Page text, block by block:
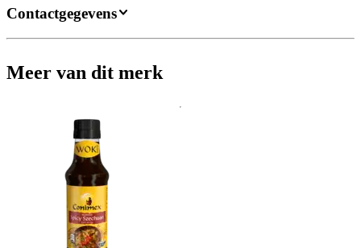
Contactgegevens
Meer van dit merk